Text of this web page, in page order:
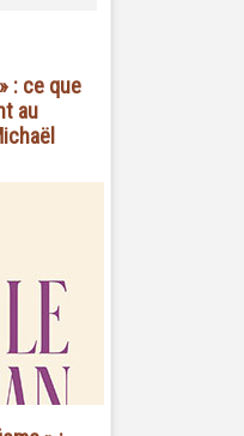
: ce que
au